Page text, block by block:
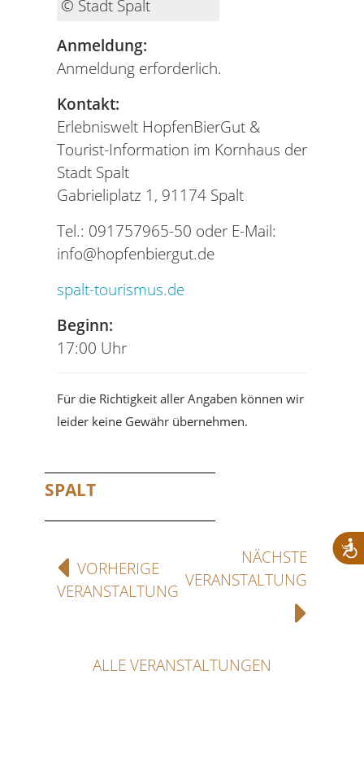
© Stadt Spalt
Anmeldung:
Anmeldung erforderlich.
Kontakt:
Erlebniswelt HopfenBierGut &
Tourist-Information im Kornhaus der
Stadt Spalt
Gabrieliplatz 1, 91174 Spalt
Tel.: 091757965-50 oder E-Mail:
info@hopfenbiergut.de
spalt-tourismus.de
Beginn:
17:00 Uhr
Für die Richtigkeit aller Angaben können wir
leider keine Gewähr übernehmen.
SPALT
VORHERIGE
VERANSTALTUNG
NÄCHSTE
VERANSTALTUNG
ALLE VERANSTALTUNGEN